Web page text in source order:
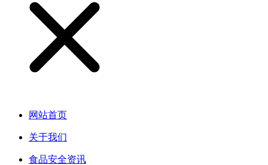
网站首页
关于我们
食品安全资讯